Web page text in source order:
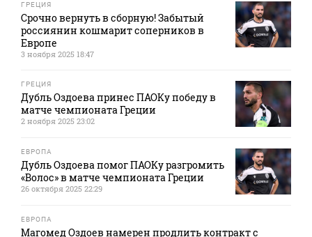
ГРЕЦИЯ
Срочно вернуть в сборную! Забытый
россиянин кошмарит соперников в
Европе
3 ноября 2025 18:47
ГРЕЦИЯ
Дубль Оздоева принес ПАОКу победу в
матче чемпионата Греции
2 ноября 2025 23:02
ЕВРОПА
Дубль Оздоева помог ПАОКу разгромить
«Волос» в матче чемпионата Греции
26 октября 2025 22:29
ЕВРОПА
Магомед Оздоев намерен продлить контракт с